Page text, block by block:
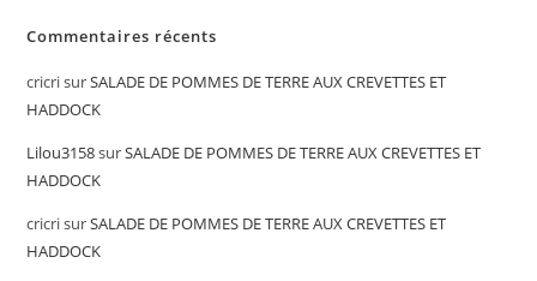
Commentaires récents
cricrisurSALADE DE POMMES DE TERRE AUX CREVETTES ET
HADDOCK
Lilou3158surSALADE DE POMMES DE TERRE AUX CREVETTES ET
HADDOCK
cricrisurSALADE DE POMMES DE TERRE AUX CREVETTES ET
HADDOCK